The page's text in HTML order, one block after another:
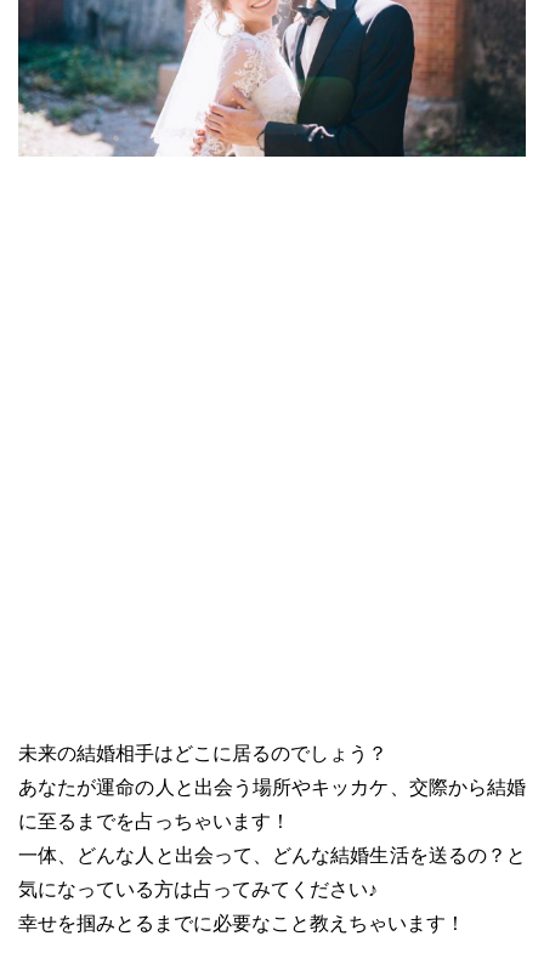
未来の結婚相手はどこに居るのでしょう？
あなたが運命の人と出会う場所やキッカケ、交際から結婚
に至るまでを占っちゃいます！
一体、どんな人と出会って、どんな結婚生活を送るの？と
気になっている方は占ってみてください♪
幸せを掴みとるまでに必要なこと教えちゃいます！